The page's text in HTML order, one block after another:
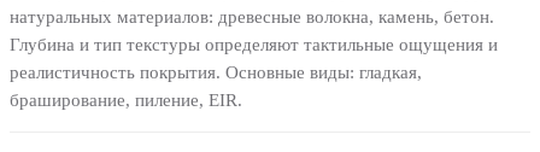
натуральных материалов: древесные волокна, камень, бетон.
Глубина и тип текстуры определяют тактильные ощущения и
реалистичность покрытия. Основные виды: гладкая,
браширование, пиление, EIR.